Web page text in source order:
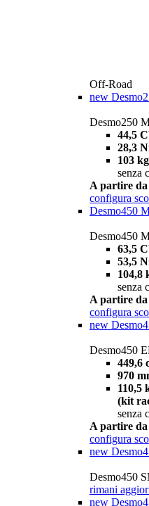
Off-Road
new
Desmo250
44,5
28,3
103 kg
senza
A partire da
configura
Desmo450
Desmo450
63,5
53,5
104,8
senza
A partire da
configura
new
Desmo450
449,6
970
110,5
(kit
senza
A partire da
configura
new
Desmo450
rimani
new